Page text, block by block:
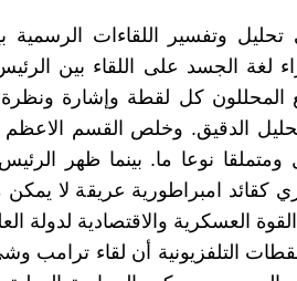
وتفسير اللقاءات الرسمية
الجسد على اللقاء بين
كل لقطة وإشارة
الدقيق. وخلص القسم
نوعا ما. بينما ظهر
امبراطورية عريقة لا يمكن
العسكرية والاقتصادية لدولة
التلفزيونية أن لقاء ترامب